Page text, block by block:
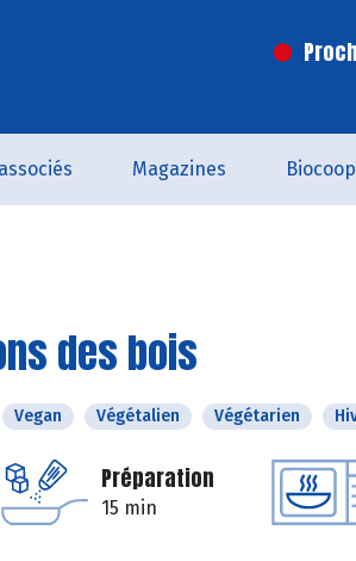
Magazines Biocoop
des bois
Vegan Végétalien Végétarien
Préparation
15 min